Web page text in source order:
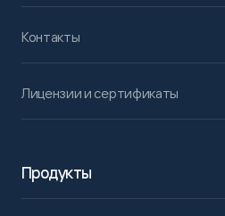
Контакты
Лицензии и сертификаты
Продукты